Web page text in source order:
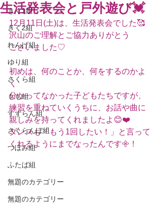
きく1組
きく2組
れんげ組
ゆり組
さくら組
もも組
すずらん組
さくらんぼ組
つぼみ組
ふたば組
無題のカテゴリー
無題のカテゴリー
生活発表会と戸外遊び💓
12月11日(土)は、生活発表会でした🥰
沢山のご理解とご協力ありがとう
ございました♡
初めは、何のことか、何をするのかよ
く
分かってなかった子どもたちですが、
練習を重ねていくうちに、お話や曲に
親しみを持ってくれましたよ😊❤️
ダンスも「もう1回したい！」と言って
くれるようにまでなったんです𖧷！